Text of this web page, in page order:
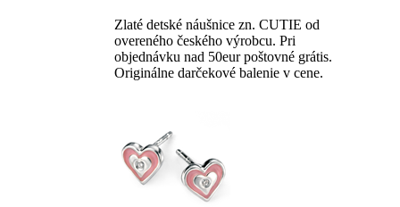
Zlaté detské náušnice zn. CUTIE od
overeného českého výrobcu. Pri
objednávku nad 50eur poštovné grátis.
Originálne darčekové balenie v cene.